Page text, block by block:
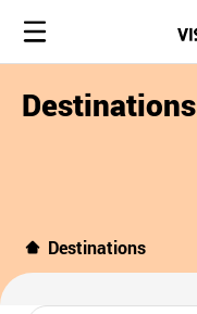
Destinations
Destinations